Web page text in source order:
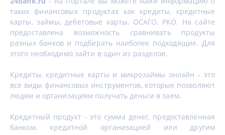
таких финансовых продуктах как кредиты, кредитные
карты, займы, дебетовые карты, ОСАГО, РКО. На сайте
предоставлена возможность сравнивать продукты
разных банков и подбирать наиболее подходящие. Для
этого необходимо зайти в один из разделов.
Кредиты, кредитные карты и микрозаймы онлайн - это
все виды финансовых инструментов, которые позволяют
людям и организациям получать деньги в заем.
Кредитный продукт - это сумма денег, предоставленная
банком, кредитной организацией или другим